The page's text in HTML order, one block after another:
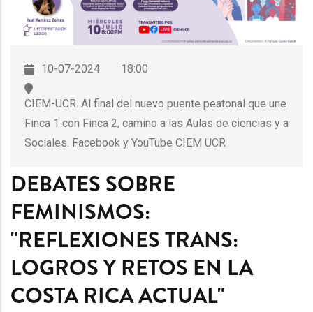
10-07-2024 18:00
CIEM-UCR. Al final del nuevo puente peatonal que une
Finca 1 con Finca 2, camino a las Aulas de ciencias y a
Sociales. Facebook y YouTube CIEM UCR
DEBATES SOBRE
FEMINISMOS:
"REFLEXIONES TRANS:
LOGROS Y RETOS EN LA
COSTA RICA ACTUAL"